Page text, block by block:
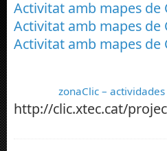
Activitat amb mapes de
Activitat amb mapes de
Activitat amb mapes de
zonaClic –
http://clic.xtec.cat/